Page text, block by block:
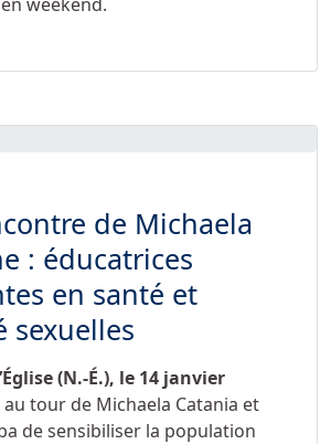
de Michaela
: éducatrices
en santé et
sexuelles
(N.-É.), le 14 janvier
au tour de Michaela Catania et
de sensibiliser la population